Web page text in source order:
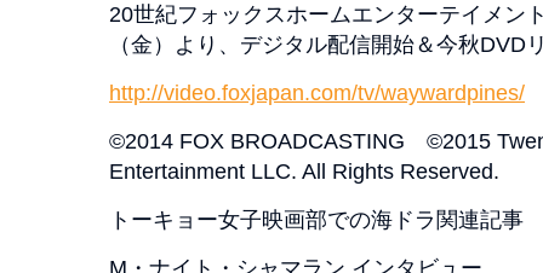
20世紀フォックスホームエンターテイメン
（金）より、デジタル配信開始＆今秋DVD
http://video.foxjapan.com/tv/waywardpines/
©2014 FOX BROADCASTING ©2015
Entertainment LLC. All Rights Reserved.
トーキョー女子映画部での海ドラ関連記事
M・ナイト・シャマラン インタビュー